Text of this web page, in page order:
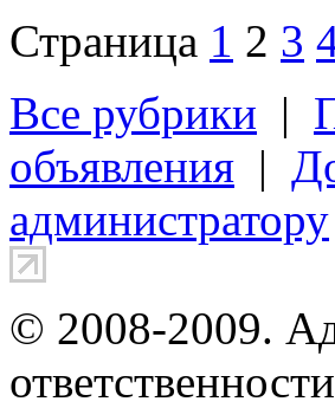
Страница 1 2 3
Все рубрики |
объявления |
администратору
© 2008-2009.